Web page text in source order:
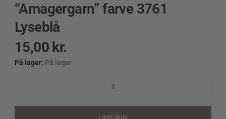
“Amagergarn” farve 3761
Lyseblå
15,00 kr.
På lager: På lager
Mouline
Læg i kurv